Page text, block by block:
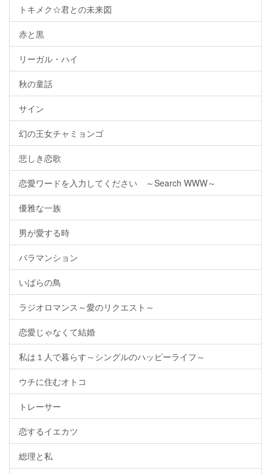
トキメク☆君との未来図
赤と黒
リーガル・ハイ
秋の童話
サイン
幻の王女チャミョンゴ
悲しき恋歌
恋愛ワードを入力してください ～Search WWW～
優雅な一族
男が愛する時
バラマンション
いばらの鳥
ラジオロマンス～愛のリクエスト～
恋愛じゃなくて結婚
私は１人で暮らす～シングルのハッピーライフ～
ウチに住むオトコ
トレーサー
恋するイエカツ
総理と私